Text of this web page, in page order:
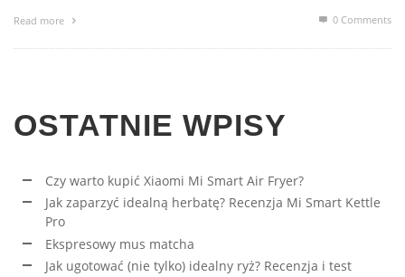
Read more 0 Comments
OSTATNIE WPISY
Czy warto kupić Xiaomi Mi Smart Air Fryer?
Jak zaparzyć idealną herbatę? Recenzja Mi Smart Kettle
Pro
Ekspresowy mus matcha
Jak ugotować (nie tylko) idealny ryż? Recenzja i test